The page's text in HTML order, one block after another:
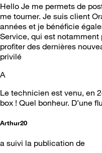
Hello Je me permets de
me tourner. Je suis client
années et je bénéficie
Service, qui est
profiter des dernières
privilé
A
Le technicien est venu, en
box ! Quel bonheur. D’une
Arthur20
a suivi la publication de